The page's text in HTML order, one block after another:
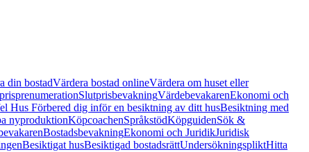
din bostadVärdera bostad onlineVärdera om huset eller
SlutprisbevakningVärdebevakarenEkonomi och
Hus Förbered dig inför en besiktning av ditt husBesiktning med
nyproduktionKöpcoachenSpråkstödKöpguidenSök &
BostadsbevakningEkonomi och JuridikJuridisk
Besiktigat husBesiktigad bostadsrättUndersökningspliktHitta